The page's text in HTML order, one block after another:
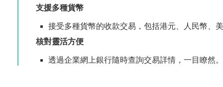
支援多種貨幣
接受多種貨幣的收款交易，包括港元、人民幣、
核對靈活方便
透過企業網上銀行隨時查詢交易詳情，一目瞭然。